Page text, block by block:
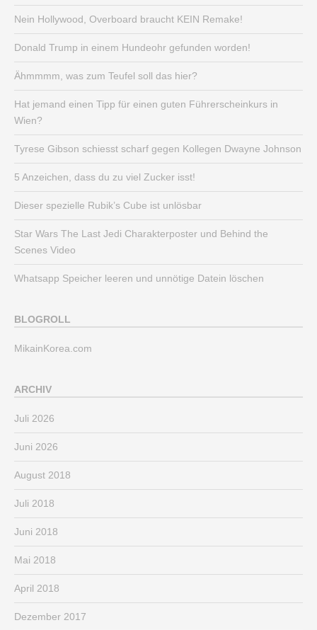
Nein Hollywood, Overboard braucht KEIN Remake!
Donald Trump in einem Hundeohr gefunden worden!
Ähmmmm, was zum Teufel soll das hier?
Hat jemand einen Tipp für einen guten Führerscheinkurs in
Wien?
Tyrese Gibson schiesst scharf gegen Kollegen Dwayne Johnson
5 Anzeichen, dass du zu viel Zucker isst!
Dieser spezielle Rubik’s Cube ist unlösbar
Star Wars The Last Jedi Charakterposter und Behind the
Scenes Video
Whatsapp Speicher leeren und unnötige Datein löschen
BLOGROLL
MikainKorea.com
ARCHIV
Juli 2026
Juni 2026
August 2018
Juli 2018
Juni 2018
Mai 2018
April 2018
Dezember 2017